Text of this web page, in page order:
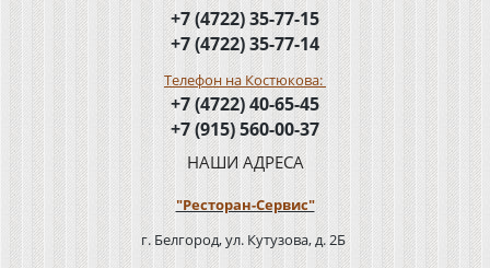
+7 (4722) 35-77-15
+7 (4722) 35-77-14
Телефон на Костюкова:
+7 (4722) 40-65-45
+7 (915) 560-00-37
НАШИ АДРЕСА
"Ресторан-Сервис"
г. Белгород, ул. Кутузова, д. 2Б